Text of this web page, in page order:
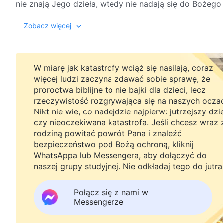
nie znają Jego dzieła, wtedy nie nadają się do
więcej, wiara w to, że Bóg istnieje, nie jest tożsama
Bożych w oparciu o przekonanie, że Bóg posiada
uwolniony od swojego zepsucia, napełniony
będziesz mógł powiedzieć, że wierzysz w Boga.
prostego i błahego. Wiara tych ludzi nic nie znaczy
niewłaściwą ścieżką. Obecnie nadal są tacy, którzy
oni świadomości, że ich wiara w Boga pozbawiona
aprobaty, jednak nadal modlą się o pokój i
pytanie: czy wierzenie w Boga rzeczywiście jest
oznacza tylko otrzymywanie obfitej łaski od Niego?
w Boga, przeciwstawiając się Mu, naprawdę są w
Zobacz więcej
W miarę jak katastrofy wciąż się nasilają, coraz
więcej ludzi zaczyna zdawać sobie sprawę, że
proroctwa biblijne to nie bajki dla dzieci, lecz
rzeczywistość rozgrywająca się na naszych
Nikt nie wie, co nadejdzie najpierw: jutrzejszy
czy nieoczekiwana katastrofa. Jeśli chcesz wraz
rodziną powitać powrót Pana i znaleźć
bezpieczeństwo pod Bożą ochroną, kliknij
WhatsAppa lub Messengera, aby dołączyć do
naszej grupy studyjnej. Nie odkładaj tego do jutra.
Połącz się z nami w
Messengerze